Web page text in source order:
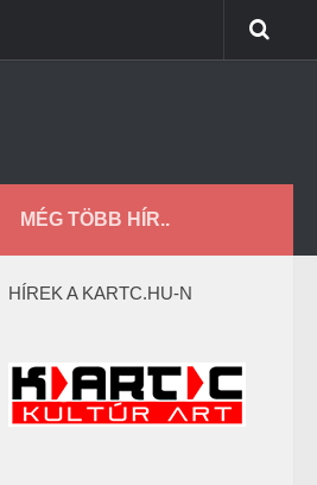
MÉG TÖBB HÍR..
HÍREK A KARTC.HU-N